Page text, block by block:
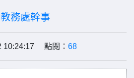
教務處幹事
10:24:17 點閱： 68